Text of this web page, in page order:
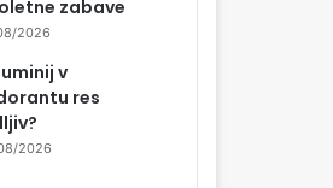
zabave
2026
v
res
2026